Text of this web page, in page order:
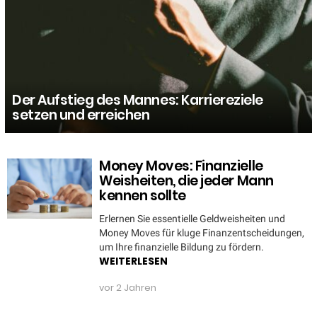
Der Aufstieg des Mannes: Karriereziele
setzen und erreichen
MORE
STORIES
Money Moves: Finanzielle
Weisheiten, die jeder Mann
kennen sollte
Erlernen Sie essentielle Geldweisheiten und
Money Moves für kluge Finanzentscheidungen,
um Ihre finanzielle Bildung zu fördern.
WEITERLESEN
vor 2 Jahren